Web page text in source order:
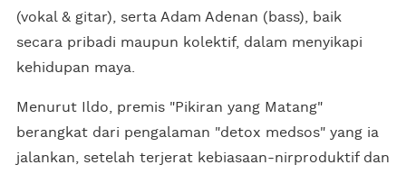
(vokal & gitar), serta Adam Adenan (bass), baik
secara pribadi maupun kolektif, dalam menyikapi
kehidupan maya.
Menurut Ildo, premis "Pikiran yang Matang"
berangkat dari pengalaman "detox medsos" yang ia
jalankan, setelah terjerat kebiasaan-nirproduktif dan